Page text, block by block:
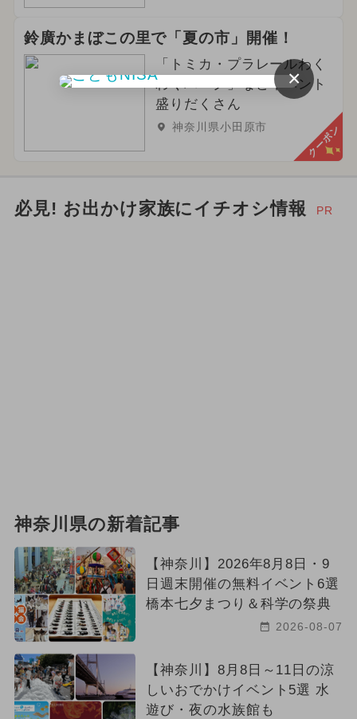
鈴廣かまぼこの里で「夏の市」開催！
「トミカ・プラレールわく
わくパーク」などイベント
盛りだくさん
神奈川県小田原市 クーポン
必見! お出かけ家族にイチオシ情報 PR
神奈川県の新着記事
【神奈川】2026年8月8日・9
日週末開催の無料イベント6選
橋本七夕まつり＆科学の祭典
2026-08-07
【神奈川】8月8日～11日の涼
しいおでかけイベント5選 水
遊び・夜の水族館も
×